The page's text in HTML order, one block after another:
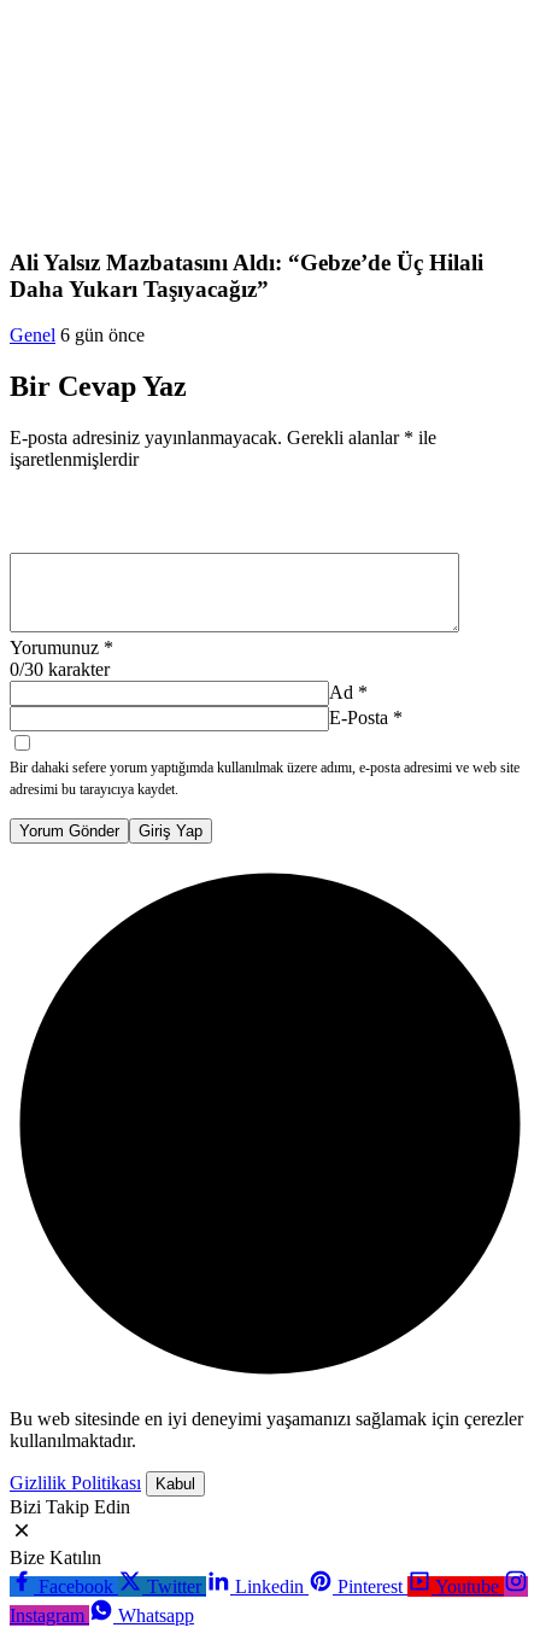
Ali Yalsız Mazbatasını Aldı: “Gebze’de Üç Hilali
Daha Yukarı Taşıyacağız”
Genel 6 gün önce
Bir Cevap Yaz
E-posta adresiniz yayınlanmayacak. Gerekli alanlar * ile
işaretlenmişlerdir
Yorumunuz *
0/30 karakter
Ad *
E-Posta *
Bir dahaki sefere yorum yaptığımda kullanılmak üzere adımı, e-posta adresimi ve web site
adresimi bu tarayıcıya kaydet.
Yorum Gönder Giriş Yap
Bu web sitesinde en iyi deneyimi yaşamanızı sağlamak için çerezler
kullanılmaktadır.
Gizlilik Politikası Kabul
Bizi Takip Edin
Bize Katılın
Facebook
Twitter Linkedin Pinterest
Youtube
Instagram
Whatsapp